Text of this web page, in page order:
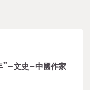
”–文史–中國作家